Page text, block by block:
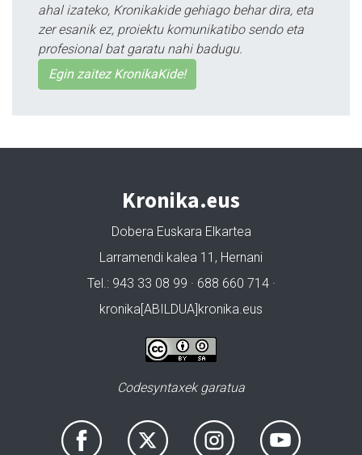
ahal izateko, Kronikakide gehiago behar dira, eta
zer esanik ez, proiektu komunikatibo sendo eta
profesional bat garatu nahi badugu.
Egin zaitez KronikaKide!
Kronika.eus
Dobera Euskara Elkartea
Larramendi kalea 11, Hernani
Tel.: 943 33 08 99 · 688 660 714 ·
kronika[ABILDUA]kronika.eus
Codesyntaxek garatua